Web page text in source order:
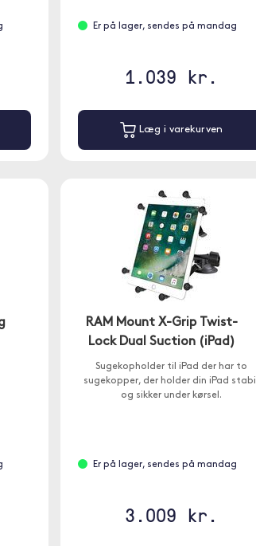
Er på lager, sendes på mandag
1.039 kr.
Læg i varekurven
RAM Mount X-Grip Twist-
Lock Dual Suction (iPad)
Sugekopholder til iPad der har to
sugekopper, der holder din iPad stabil
og sikker under kørsel.
Er på lager, sendes på mandag
3.009 kr.